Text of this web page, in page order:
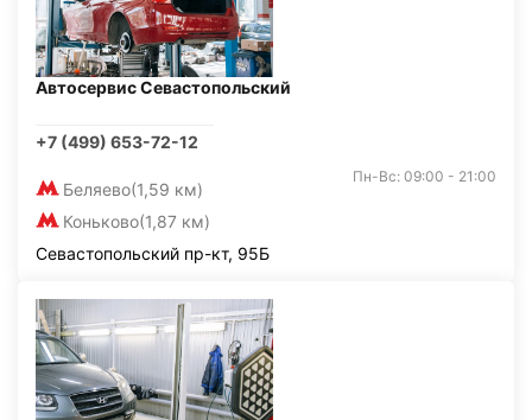
Автосервис Севастопольский
+7 (499) 653-72-12
Беляево(1,59 км)
Коньково(1,87 км)
Пн-Вс: 09:00 - 21:00
Севастопольский пр-кт, 95Б